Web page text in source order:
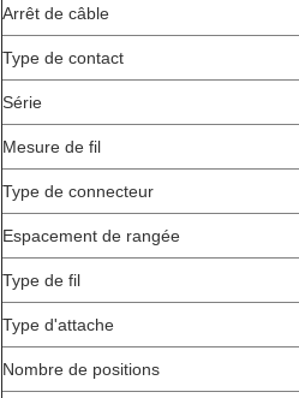
Arrêt de câble
Type de contact
Série
Mesure de fil
Type de connecteur
Espacement de rangée
Type de fil
Type d'attache
Nombre de positions